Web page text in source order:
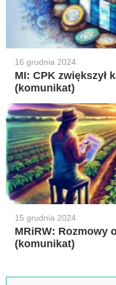
16 grudnia 2024
MI: CPK zwiększył
(komunikat)
15 grudnia 2024
MRiRW: Rozmowy
(komunikat)